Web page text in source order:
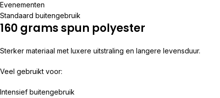
Evenementen
Standaard buitengebruik
160 grams spun polyester
Sterker materiaal met luxere uitstraling en langere levensduur.
Veel gebruikt voor:
Intensief buitengebruik